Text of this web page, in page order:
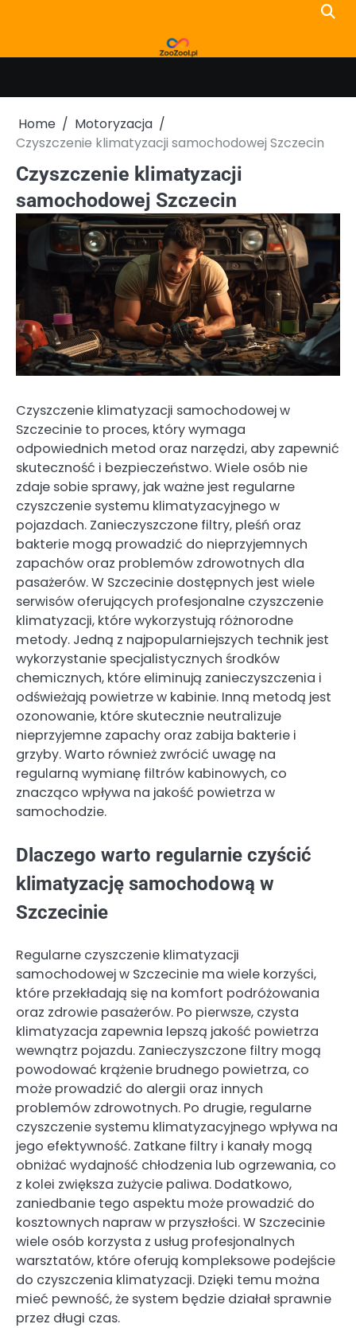
Home
Motoryzacja
Czyszczenie klimatyzacji samochodowej Szczecin
Czyszczenie klimatyzacji
samochodowej Szczecin
Czyszczenie klimatyzacji samochodowej w
Szczecinie to proces, który wymaga
odpowiednich metod oraz narzędzi, aby zapewnić
skuteczność i bezpieczeństwo. Wiele osób nie
zdaje sobie sprawy, jak ważne jest regularne
czyszczenie systemu klimatyzacyjnego w
pojazdach. Zanieczyszczone filtry, pleśń oraz
bakterie mogą prowadzić do nieprzyjemnych
zapachów oraz problemów zdrowotnych dla
pasażerów. W Szczecinie dostępnych jest wiele
serwisów oferujących profesjonalne czyszczenie
klimatyzacji, które wykorzystują różnorodne
metody. Jedną z najpopularniejszych technik jest
wykorzystanie specjalistycznych środków
chemicznych, które eliminują zanieczyszczenia i
odświeżają powietrze w kabinie. Inną metodą jest
ozonowanie, które skutecznie neutralizuje
nieprzyjemne zapachy oraz zabija bakterie i
grzyby. Warto również zwrócić uwagę na
regularną wymianę filtrów kabinowych, co
znacząco wpływa na jakość powietrza w
samochodzie.
Dlaczego warto regularnie czyścić
klimatyzację samochodową w
Szczecinie
Regularne czyszczenie klimatyzacji
samochodowej w Szczecinie ma wiele korzyści,
które przekładają się na komfort podróżowania
oraz zdrowie pasażerów. Po pierwsze, czysta
klimatyzacja zapewnia lepszą jakość powietrza
wewnątrz pojazdu. Zanieczyszczone filtry mogą
powodować krążenie brudnego powietrza, co
może prowadzić do alergii oraz innych
problemów zdrowotnych. Po drugie, regularne
czyszczenie systemu klimatyzacyjnego wpływa na
jego efektywność. Zatkane filtry i kanały mogą
obniżać wydajność chłodzenia lub ogrzewania, co
z kolei zwiększa zużycie paliwa. Dodatkowo,
zaniedbanie tego aspektu może prowadzić do
kosztownych napraw w przyszłości. W Szczecinie
wiele osób korzysta z usług profesjonalnych
warsztatów, które oferują kompleksowe podejście
do czyszczenia klimatyzacji. Dzięki temu można
mieć pewność, że system będzie działał sprawnie
przez długi czas.